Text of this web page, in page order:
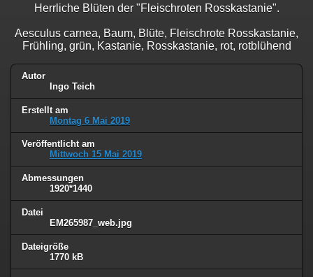
Herrliche Blüten der "Fleischroten Rosskastanie".
Aesculus carnea, Baum, Blüte, Fleischrote Rosskastanie,
Frühling, grün, Kastanie, Rosskastanie, rot, rotblühend
Autor
Ingo Teich
Erstellt am
Montag 6 Mai 2019
Veröffentlicht am
Mittwoch 15 Mai 2019
Abmessungen
1920*1440
Datei
EM265987_web.jpg
Dateigröße
1770 kB